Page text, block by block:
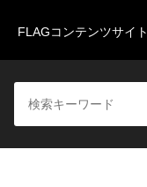
FLAGコンテンツサイト